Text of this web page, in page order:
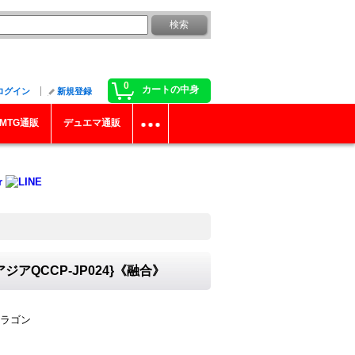
0 カートの中身
グイン 新規登録
MTG通販 デュエマ通販
アQCCP-JP024}《融合》
ゴン